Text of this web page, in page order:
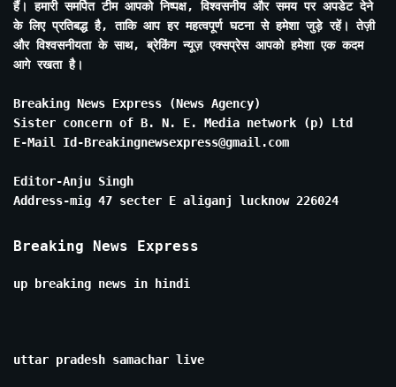
हैं। हमारी समर्पित टीम आपको निष्पक्ष, विश्वसनीय और समय पर अपडेट देने
के लिए प्रतिबद्ध है, ताकि आप हर महत्वपूर्ण घटना से हमेशा जुड़े रहें। तेज़ी
और विश्वसनीयता के साथ, ब्रेकिंग न्यूज़ एक्सप्रेस आपको हमेशा एक कदम
आगे रखता है।
Breaking News Express (News Agency)
Sister concern of B. N. E. Media network (p) Ltd
E-Mail Id-Breakingnewsexpress@gmail.com
Editor-Anju Singh
Address-mig 47 secter E aliganj lucknow 226024
Breaking News Express
up breaking news in hindi
uttar pradesh samachar live